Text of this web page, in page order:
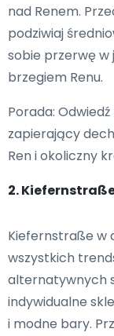
nad Renem.
podziwiaj
sobie przerwę w
brzegiem Renu.
Porada:
zapierający
Ren i okoliczny
2.
Kiefernstraße w
wszystkich
alternatywnych
indywidualne
i modne bary.